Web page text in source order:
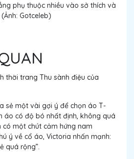
phụ thuộc nhiều vào sở thích và
Gotceleb)
sẻ một vài gợi ý để chọn áo T-
áo có độ bó nhất định, không quá
có một chút cảm hứng nam
ý về cổ áo, Victoria nhấn mạnh:
quá rộng”.